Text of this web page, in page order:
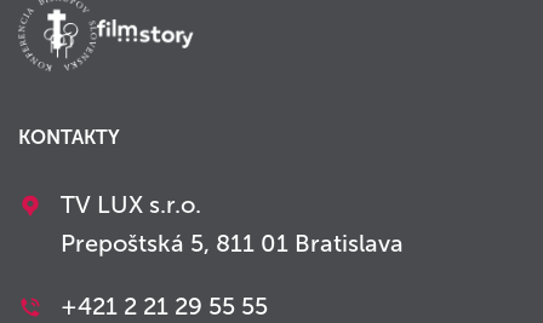
KONTAKTY
TV LUX s.r.o.
Prepoštská 5, 811 01 Bratislava
+421 2 21 29 55 55